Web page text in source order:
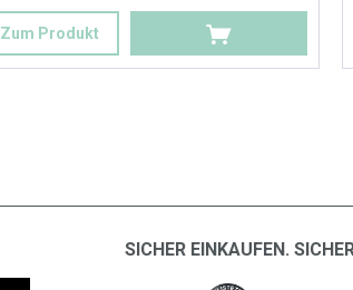
Zum Produkt
SICHER EINKAUFEN.